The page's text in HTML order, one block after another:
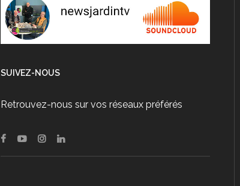
SUIVEZ-NOUS
Retrouvez-nous sur vos réseaux préférés